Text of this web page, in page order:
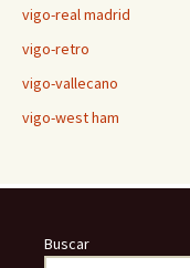
vigo-real madrid
vigo-retro
vigo-vallecano
vigo-west ham
Buscar